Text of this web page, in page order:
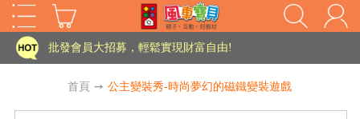
家長樂了!「風車書版集團暨FOOD超人企業總部」目前正興建中!
批發會員大招募，輕鬆實現財富自由!
老師您好!!幼教會員火熱招募中~
首頁 ➙ 公主變裝秀-時尚夢幻的磁鐵變裝遊戲